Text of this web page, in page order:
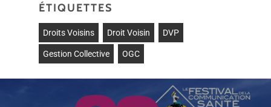
ÉTIQUETTES
Droits Voisins Droit Voisin DVP
Gestion Collective OGC